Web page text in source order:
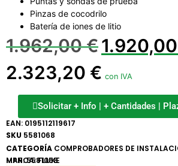
Pinzas de cocodrilo
Batería de iones de litio
1.962,00€1.920,00
2.323,20 € con IVA
Solicitar + Info | + Cantidades |
EAN: 0195112119617
SKU 5581068
CATEGORÍA COMPROBADORES DE
MARCA:FLUKE
MPN: 5581068